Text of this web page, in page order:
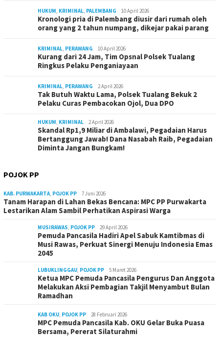
HUKUM, KRIMINAL, PALEMBANG 10 April 2026
Kronologi pria di Palembang diusir dari rumah oleh
orang yang 2 tahun numpang, dikejar pakai parang
KRIMINAL, PERAWANG 10 April 2026
Kurang dari 24 Jam, Tim Opsnal Polsek Tualang
Ringkus Pelaku Penganiayaan
KRIMINAL, PERAWANG 2 April 2026
Tak Butuh Waktu Lama, Polsek Tualang Bekuk 2
Pelaku Curas Pembacokan Ojol, Dua DPO
HUKUM, KRIMINAL 2 April 2026
Skandal Rp1,9 Miliar di Ambalawi, Pegadaian Harus
Bertanggung Jawab! Dana Nasabah Raib, Pegadaian
Diminta Jangan Bungkam!
POJOK PP
KAB. PURWAKARTA, POJOK PP 7 Juni 2026
Tanam Harapan di Lahan Bekas Bencana: MPC PP Purwakarta
Lestarikan Alam Sambil Perhatikan Aspirasi Warga
MUSIRAWAS, POJOK PP 29 April 2026
Pemuda Pancasila Hadiri Apel Sabuk Kamtibmas di
Musi Rawas, Perkuat Sinergi Menuju Indonesia Emas
2045
LUBUKLINGGAU, POJOK PP 5 Maret 2026
Ketua MPC Pemuda Pancasila Pengurus Dan Anggota
Melakukan Aksi Pembagian Takjil Menyambut Bulan
Ramadhan
KAB OKU, POJOK PP 28 Februari 2026
MPC Pemuda Pancasila Kab. OKU Gelar Buka Puasa
Bersama, Pererat Silaturahmi